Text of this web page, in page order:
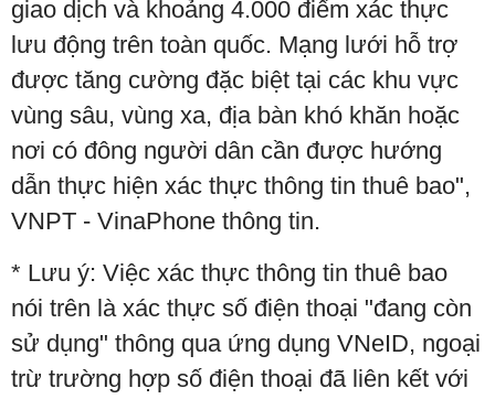
giao dịch và khoảng 4.000 điểm xác thực
lưu động trên toàn quốc. Mạng lưới hỗ trợ
được tăng cường đặc biệt tại các khu vực
vùng sâu, vùng xa, địa bàn khó khăn hoặc
nơi có đông người dân cần được hướng
dẫn thực hiện xác thực thông tin thuê bao",
VNPT - VinaPhone thông tin.
* Lưu ý: Việc xác thực thông tin thuê bao
nói trên là xác thực số điện thoại "đang còn
sử dụng" thông qua ứng dụng VNeID, ngoại
trừ trường hợp số điện thoại đã liên kết với